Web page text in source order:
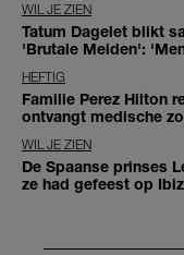
WIL JE ZIEN
Tatum Dagelet blikt
'Brutale Meiden':
HEFTIG
Familie Perez Hilton
ontvangt medische
WIL JE ZIEN
De Spaanse prinses
ze had gefeest op